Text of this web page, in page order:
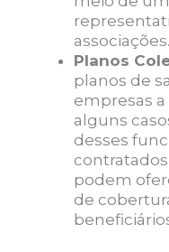
associações.
Planos
planos de
empresas
alguns
desses
podem
de